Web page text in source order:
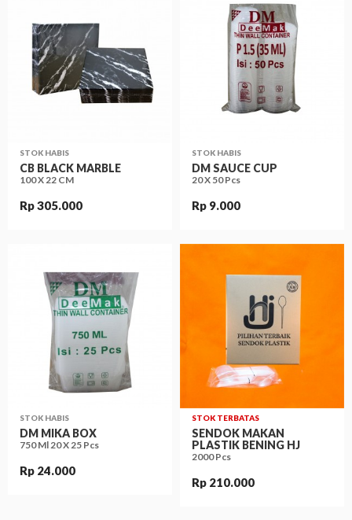
STOK HABIS
CB BLACK MARBLE
100 X 22 CM
Rp 305.000
STOK HABIS
DM SAUCE CUP
20 X 50 Pcs
Rp 9.000
STOK HABIS
DM MIKA BOX
750 Ml 20 X 25 Pcs
Rp 24.000
STOK TERBATAS
SENDOK MAKAN
PLASTIK BENING HJ
2000 Pcs
Rp 210.000